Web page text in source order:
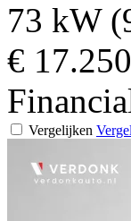
73 kW
€
Vergelijken